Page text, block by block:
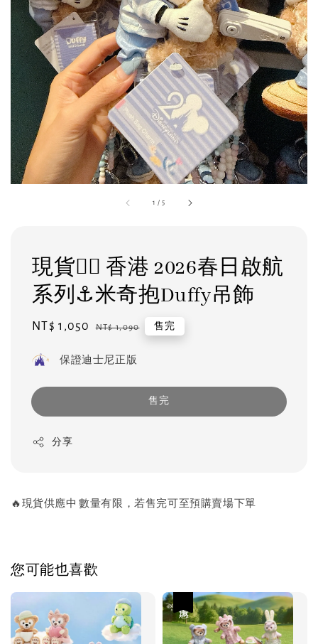
1 /5
現貨❤️‍🔥 香港 2026春日啟航
系列⚓️米奇抱Duffy吊飾
Sale
NT$ 1,050 Regular
NT$ 1,090 售完
保證迪士尼正版
售完
分享
🔥現貨供應中 數量有限，若售完可至預購賣場下單
您可能也喜歡